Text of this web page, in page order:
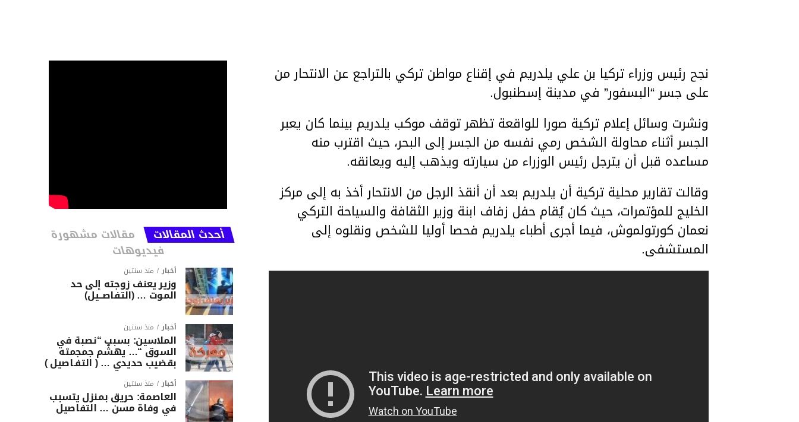
نجح رئيس وزراء تركيا بن علي يلدريم في إقناع مواطن تركي بالتراجع عن الانتحار من
على جسر “البسفور” في مدينة إسطنبول.
ونشرت وسائل إعلام تركية صورا للواقعة تظهر توقف موكب يلدريم بينما كان يعبر
الجسر أثناء محاولة الشخص رمي نفسه من الجسر إلى البحر، حيث اقترب منه
مساعده قبل أن يترجل رئيس الوزراء من سيارته ويذهب إليه ويعانقه.
وقالت تقارير محلية تركية أن يلدريم بعد أن أنقذ الرجل من الانتحار أخذ به إلى مركز
الخليج للمؤتمرات، حيث كان يُقام حفل زفاف ابنة وزير الثقافة والسياحة التركي
نعمان كورتولموش، فيما أجرى أطباء يلدريم فحصا أوليا للشخص ونقلوه إلى
المستشفى.
أحدث المقالات مقالات مشهورة
فيديوهات
أخبار منذ سنتين
وزير يعنف زوجته إلى حد
الموت … (التفاصــيل)
أخبار منذ سنتين
الملاسين: بسبب “نصبة في
السوق “… يهشّم جمجمته
بقضيب حديدي … ( التفـاصيل )
أخبار منذ سنتين
العاصمة: حريق بمنزل يتسبب
في وفاة مسن … التفاصيل